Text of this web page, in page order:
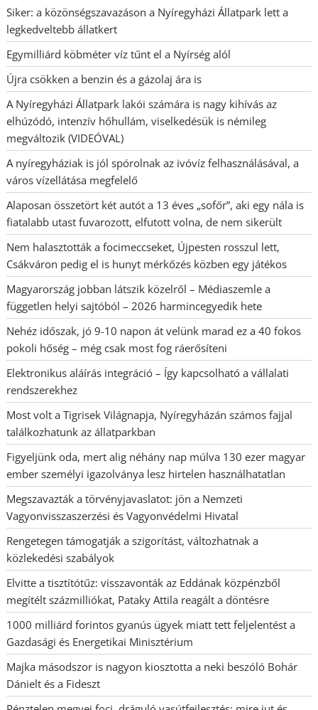
Siker: a közönségszavazáson a Nyíregyházi Állatpark lett a
legkedveltebb állatkert
Egymilliárd köbméter víz tűnt el a Nyírség alól
Újra csökken a benzin és a gázolaj ára is
A Nyíregyházi Állatpark lakói számára is nagy kihívás az
elhúzódó, intenzív hőhullám, viselkedésük is némileg
megváltozik (VIDEÓVAL)
A nyíregyháziak is jól spórolnak az ivóvíz felhasználásával, a
város vízellátása megfelelő
Alaposan összetört két autót a 13 éves „sofőr”, aki egy nála is
fiatalabb utast fuvarozott, elfutott volna, de nem sikerült
Nem halasztották a focimeccseket, Újpesten rosszul lett,
Csákváron pedig el is hunyt mérkőzés közben egy játékos
Magyarország jobban látszik közelről – Médiaszemle a
független helyi sajtóból – 2026 harmincegyedik hete
Nehéz időszak, jó 9-10 napon át velünk marad ez a 40 fokos
pokoli hőség – még csak most fog ráerősíteni
Elektronikus aláírás integráció – Így kapcsolható a vállalati
rendszerekhez
Most volt a Tigrisek Világnapja, Nyíregyházán számos fajjal
találkozhatunk az állatparkban
Figyeljünk oda, mert alig néhány nap múlva 130 ezer magyar
ember személyi igazolványa lesz hirtelen használhatatlan
Megszavazták a törvényjavaslatot: jön a Nemzeti
Vagyonvisszaszerzési és Vagyonvédelmi Hivatal
Rengetegen támogatják a szigorítást, változhatnak a
közlekedési szabályok
Elvitte a tisztítótűz: visszavonták az Eddának közpénzből
megítélt százmilliókat, Pataky Attila reagált a döntésre
1000 milliárd forintos gyanús ügyek miatt tett feljelentést a
Gazdasági és Energetikai Minisztérium
Majka másodszor is nagyon kiosztotta a neki beszóló Bohár
Dánielt és a Fideszt